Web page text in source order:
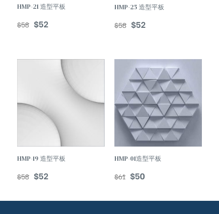
HMP-21 造型平板
$58 $52
HMP-25 造型平板
$58 $52
HMP-19 造型平板
$58 $52
TREND
HMP-01造型平板
$61 $50